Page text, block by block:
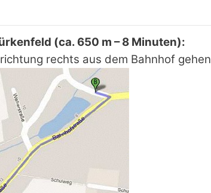
(ca. 650 m – 8 Minuten):
rechts aus dem Bahnhof gehen